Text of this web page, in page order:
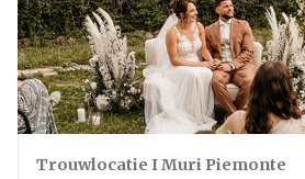
Trouwlocatie I Muri Piemonte